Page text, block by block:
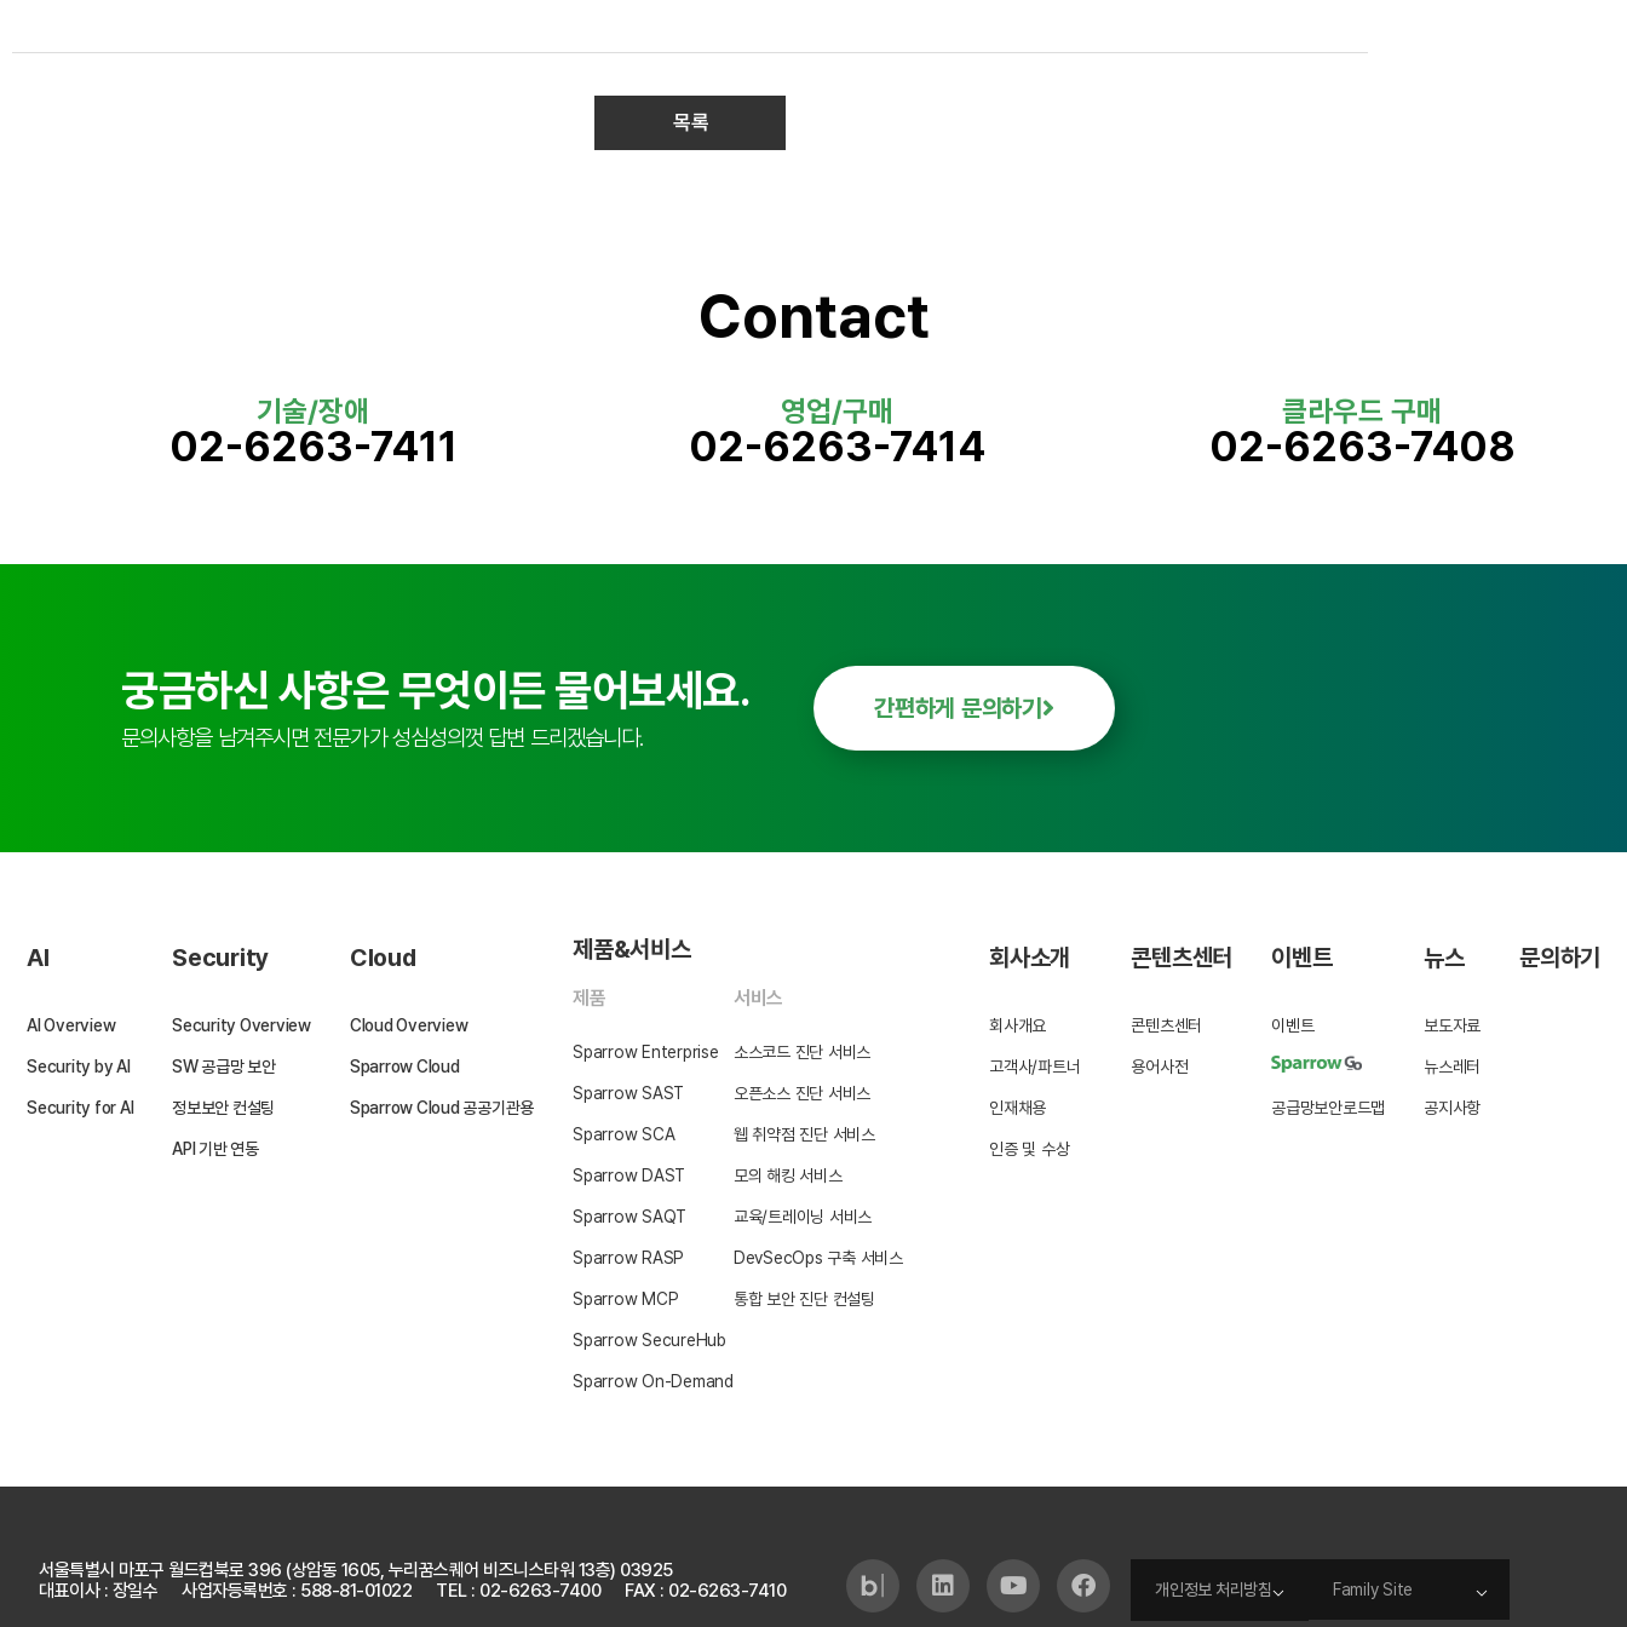
목록
Contact
기술/장애
02-6263-7411
영업/구매
02-6263-7414
클라우드 구매
02-6263-7408
궁금하신 사항은 무엇이든 물어보세요.
문의사항을 남겨주시면 전문가가 성심성의껏 답변 드리겠습니다.
간편하게 문의하기
AI
AI Overview
Security by AI
Security for AI
Security
Security Overview
SW 공급망 보안
정보보안 컨설팅
API 기반 연동
Cloud
Cloud Overview
Sparrow Cloud
Sparrow Cloud 공공기관용
제품&서비스
제품
Sparrow Enterprise
Sparrow SAST
Sparrow SCA
Sparrow DAST
Sparrow SAQT
Sparrow RASP
Sparrow MCP
Sparrow SecureHub
Sparrow On-Demand
서비스
소스코드 진단 서비스
오픈소스 진단 서비스
웹 취약점 진단 서비스
모의 해킹 서비스
교육/트레이닝 서비스
DevSecOps 구축 서비스
통합 보안 진단 컨설팅
회사소개
회사개요
고객사/파트너
인재채용
인증 및 수상
콘텐츠센터
콘텐츠센터
용어사전
이벤트
이벤트
공급망보안로드맵
뉴스
보도자료
뉴스레터
공지사항
문의하기
서울특별시 마포구 월드컵북로 396 (상암동 1605, 누리꿈스퀘어 비즈니스타워 13층) 03925
대표이사 : 장일수
사업자등록번호 : 588-81-01022 TEL : 02-6263-7400 FAX : 02-6263-7410 개인정보 처리방침 Family Site